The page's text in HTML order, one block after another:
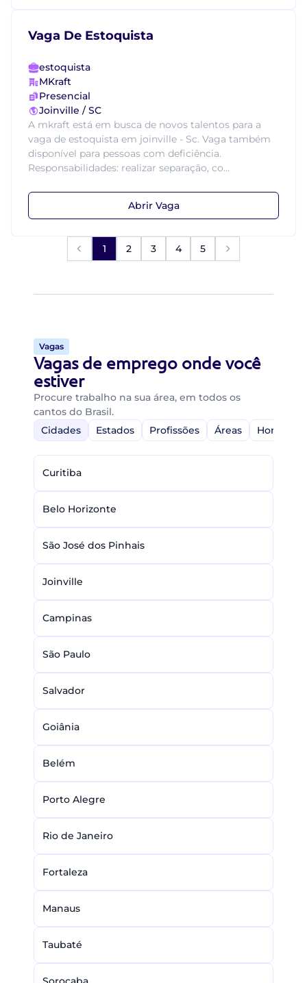
Vaga De Estoquista
estoquista
MKraft
Presencial
Joinville / SC
A mkraft está em busca de novos talentos para a
vaga de estoquista em joinville - Sc. Vaga também
disponível para pessoas com deficiência.
Responsabilidades: realizar separação, co...
Abrir Vaga
1 2 3 4 5
Vagas
Vagas de emprego onde você
estiver
Procure trabalho na sua área, em todos os
cantos do Brasil.
Cidades
Estados Profissões Áreas Home-
Curitiba
Belo Horizonte
São José dos Pinhais
Joinville
Campinas
São Paulo
Salvador
Goiânia
Belém
Porto Alegre
Rio de Janeiro
Fortaleza
Manaus
Taubaté